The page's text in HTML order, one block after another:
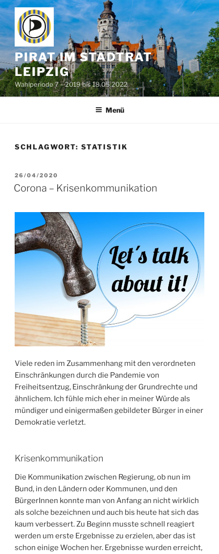
Zum
Inhalt
springen
PIRAT IM STADTRAT
LEIPZIG
Wahlperiode 7 – 2019 bis 18.05.2022
Menü
SCHLAGWORT: STATISTIK
VERÖFFENTLICHT
AM
26/04/2020
Corona – Krisenkommunikation
Viele reden im Zusammenhang mit den verordneten
Einschränkungen durch die Pandemie von
Freiheitsentzug, Einschränkung der Grundrechte und
ähnlichem. Ich fühle mich eher in meiner Würde als
mündiger und einigermaßen gebildeter Bürger in einer
Demokratie verletzt.
Krisenkommunikation
Die Kommunikation zwischen Regierung, ob nun im
Bund, in den Ländern oder Kommunen, und den
BürgerInnen konnte man von Anfang an nicht wirklich
als solche bezeichnen und auch bis heute hat sich das
kaum verbessert. Zu Beginn musste schnell reagiert
werden um erste Ergebnisse zu erzielen, aber das ist
schon einige Wochen her. Ergebnisse wurden erreicht,